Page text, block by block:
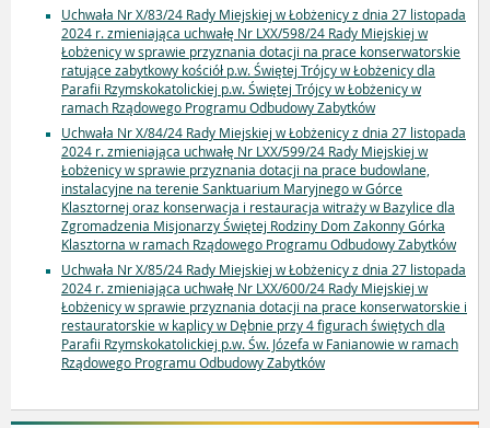
Uchwała Nr X/83/24 Rady Miejskiej w Łobżenicy z dnia 27 listopada
2024 r. zmieniająca uchwałę Nr LXX/598/24 Rady Miejskiej w
Łobżenicy w sprawie przyznania dotacji na prace konserwatorskie
ratujące zabytkowy kościół p.w. Świętej Trójcy w Łobżenicy dla
Parafii Rzymskokatolickiej p.w. Świętej Trójcy w Łobżenicy w
ramach Rządowego Programu Odbudowy Zabytków
Uchwała Nr X/84/24 Rady Miejskiej w Łobżenicy z dnia 27 listopada
2024 r. zmieniająca uchwałę Nr LXX/599/24 Rady Miejskiej w
Łobżenicy w sprawie przyznania dotacji na prace budowlane,
instalacyjne na terenie Sanktuarium Maryjnego w Górce
Klasztornej oraz konserwacja i restauracja witraży w Bazylice dla
Zgromadzenia Misjonarzy Świętej Rodziny Dom Zakonny Górka
Klasztorna w ramach Rządowego Programu Odbudowy Zabytków
Uchwała Nr X/85/24 Rady Miejskiej w Łobżenicy z dnia 27 listopada
2024 r. zmieniająca uchwałę Nr LXX/600/24 Rady Miejskiej w
Łobżenicy w sprawie przyznania dotacji na prace konserwatorskie i
restauratorskie w kaplicy w Dębnie przy 4 figurach świętych dla
Parafii Rzymskokatolickiej p.w. Św. Józefa w Fanianowie w ramach
Rządowego Programu Odbudowy Zabytków